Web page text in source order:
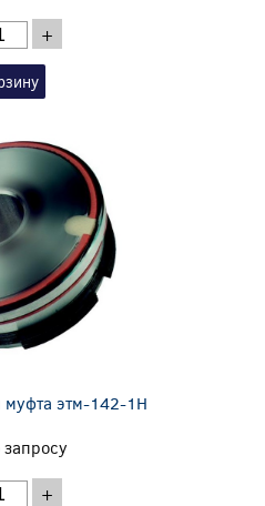
+
муфта этм-142-1Н
+